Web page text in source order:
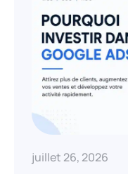
juillet 26, 2026